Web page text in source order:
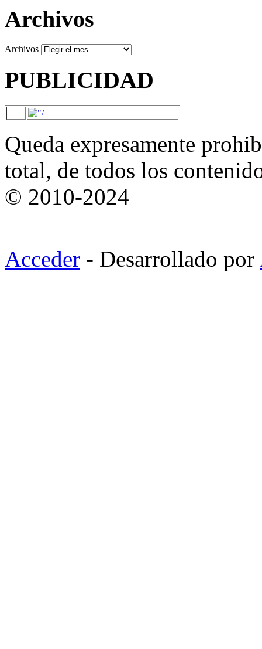
Archivos
Archivos
PUBLICIDAD
Queda expresamente
total, de todos los
© 2010-2024
Acceder - Desarrollado por